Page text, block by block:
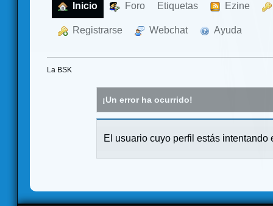
Inicio Foro Etiquetas Ezine
Registrarse Webchat Ayuda
La BSK
¡Un error ha ocurrido!
El usuario cuyo perfil estás intentando